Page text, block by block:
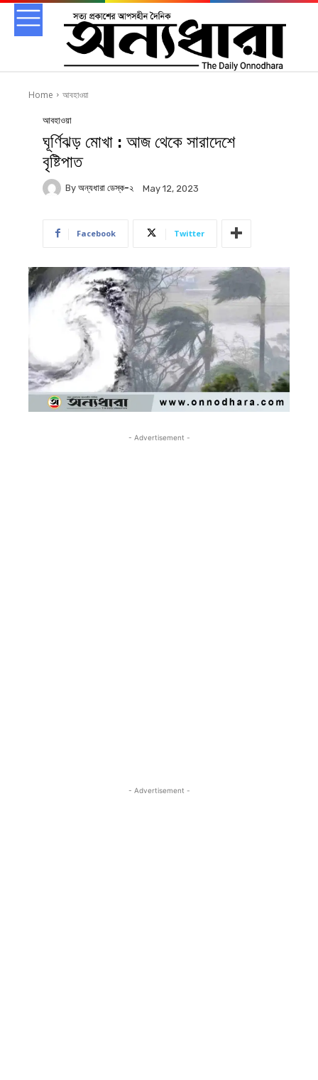
Home আবহাওয়া
আবহাওয়া
ঘূর্ণিঝড় মোখা : আজ থেকে সারাদেশে
বৃষ্টিপাত
By অন্যধারা ডেস্ক-২ May 12, 2023
Facebook Twitter
- Advertisement -
- Advertisement -